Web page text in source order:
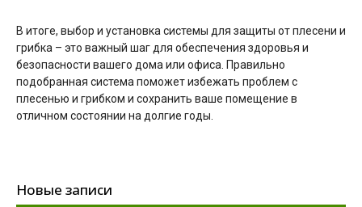
В итоге, выбор и установка системы для защиты от плесени и
грибка – это важный шаг для обеспечения здоровья и
безопасности вашего дома или офиса. Правильно
подобранная система поможет избежать проблем с
плесенью и грибком и сохранить ваше помещение в
отличном состоянии на долгие годы.
Новые записи